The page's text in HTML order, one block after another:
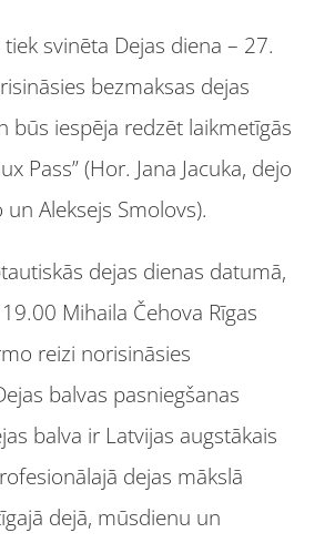
svinēta Dejas diena – 27.
bezmaksas dejas
būs iespēja redzēt laikmetīgās
Pass” (Hor. Jana Jacuka, dejo
Aleksejs Smolovs).
dejas dienas datumā,
Mihaila Čehova Rīgas
reizi norisināsies
balvas pasniegšanas
balva ir Latvijas augstākais
dejas mākslā
dejā, mūsdienu un